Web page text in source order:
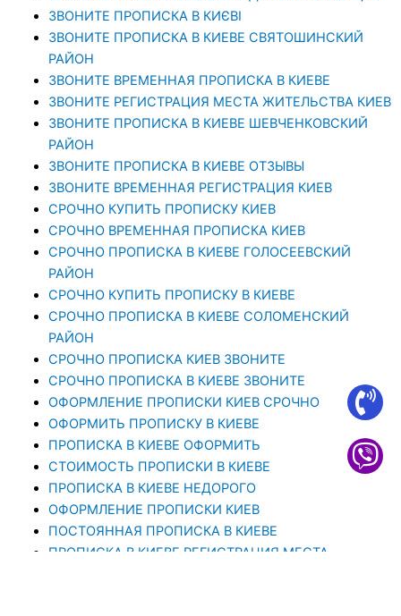
ЗВОНИТЕ ПРОПИСКА В КИЄВІ
ЗВОНИТЕ ПРОПИСКА В КИЕВЕ СВЯТОШИНСКИЙ
РАЙОН
ЗВОНИТЕ ВРЕМЕННАЯ ПРОПИСКА В КИЕВЕ
ЗВОНИТЕ РЕГИСТРАЦИЯ МЕСТА ЖИТЕЛЬСТВА КИЕВ
ЗВОНИТЕ ПРОПИСКА В КИЕВЕ ШЕВЧЕНКОВСКИЙ
РАЙОН
ЗВОНИТЕ ПРОПИСКА В КИЕВЕ ОТЗЫВЫ
ЗВОНИТЕ ВРЕМЕННАЯ РЕГИСТРАЦИЯ КИЕВ
СРОЧНО КУПИТЬ ПРОПИСКУ КИЕВ
СРОЧНО ВРЕМЕННАЯ ПРОПИСКА КИЕВ
СРОЧНО ПРОПИСКА В КИЕВЕ ГОЛОСЕЕВСКИЙ
РАЙОН
СРОЧНО КУПИТЬ ПРОПИСКУ В КИЕВЕ
CРОЧНО ПРОПИСКА В КИЕВЕ СОЛОМЕНСКИЙ
РАЙОН
СРОЧНО ПРОПИСКА КИЕВ ЗВОНИТЕ
СРОЧНО ПРОПИСКА В КИЕВЕ ЗВОНИТЕ
ОФОРМЛЕНИЕ ПРОПИСКИ КИЕВ СРОЧНО
ОФОРМИТЬ ПРОПИСКУ В КИЕВЕ
ПРОПИСКА В КИЕВЕ ОФОРМИТЬ
СТОИМОСТЬ ПРОПИСКИ В КИЕВЕ
ПРОПИСКА В КИЕВЕ НЕДОРОГО
ОФОРМЛЕНИЕ ПРОПИСКИ КИЕВ
ПОСТОЯННАЯ ПРОПИСКА В КИЕВЕ
ПРОПИСКА В КИЕВЕ РЕГИСТРАЦИЯ МЕСТА